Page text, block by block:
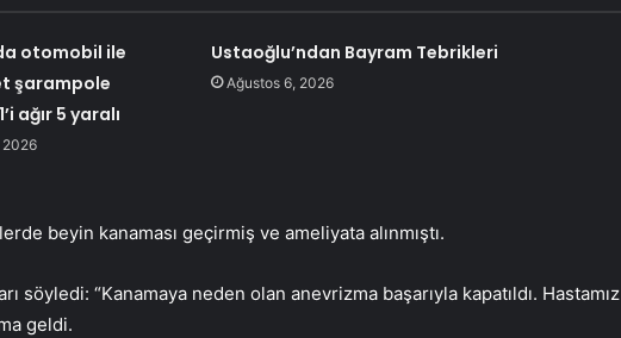
otomobil ile
şarampole
ağır 5 yaralı
2026
Ustaoğlu’ndan Bayram Tebrikleri
Ağustos 6, 2026
beyin kanaması geçirmiş ve ameliyata alınmıştı.
söyledi: “Kanamaya neden olan anevrizma başarıyla kapatıldı. Hastamız
geldi.